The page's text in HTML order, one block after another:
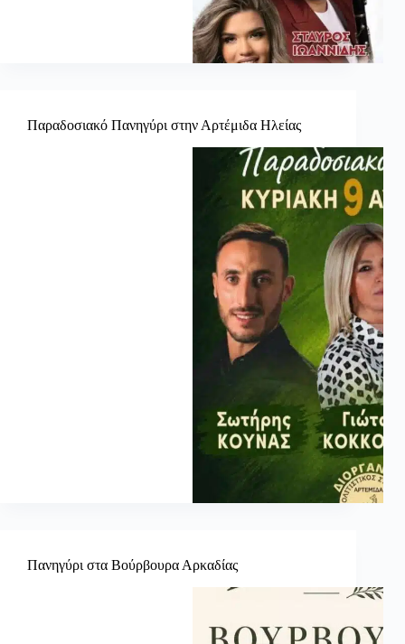
Παραδοσιακό Πανηγύρι στην Αρτέμιδα Ηλείας
Πανηγύρι στα Βούρβουρα Αρκαδίας